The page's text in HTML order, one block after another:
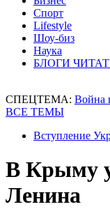
Спорт
Lifestyle
Шоу-биз
Наука
БЛОГИ
СПЕЦТЕМА: Война
ВСЕ ТЕМЫ
Вступление
В Крыму
Ленина